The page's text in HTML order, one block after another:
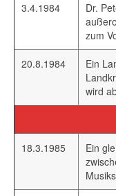
3.4.1984
Dr.
zum
20.8.1984
Ein
wird
18.3.1985
Ein